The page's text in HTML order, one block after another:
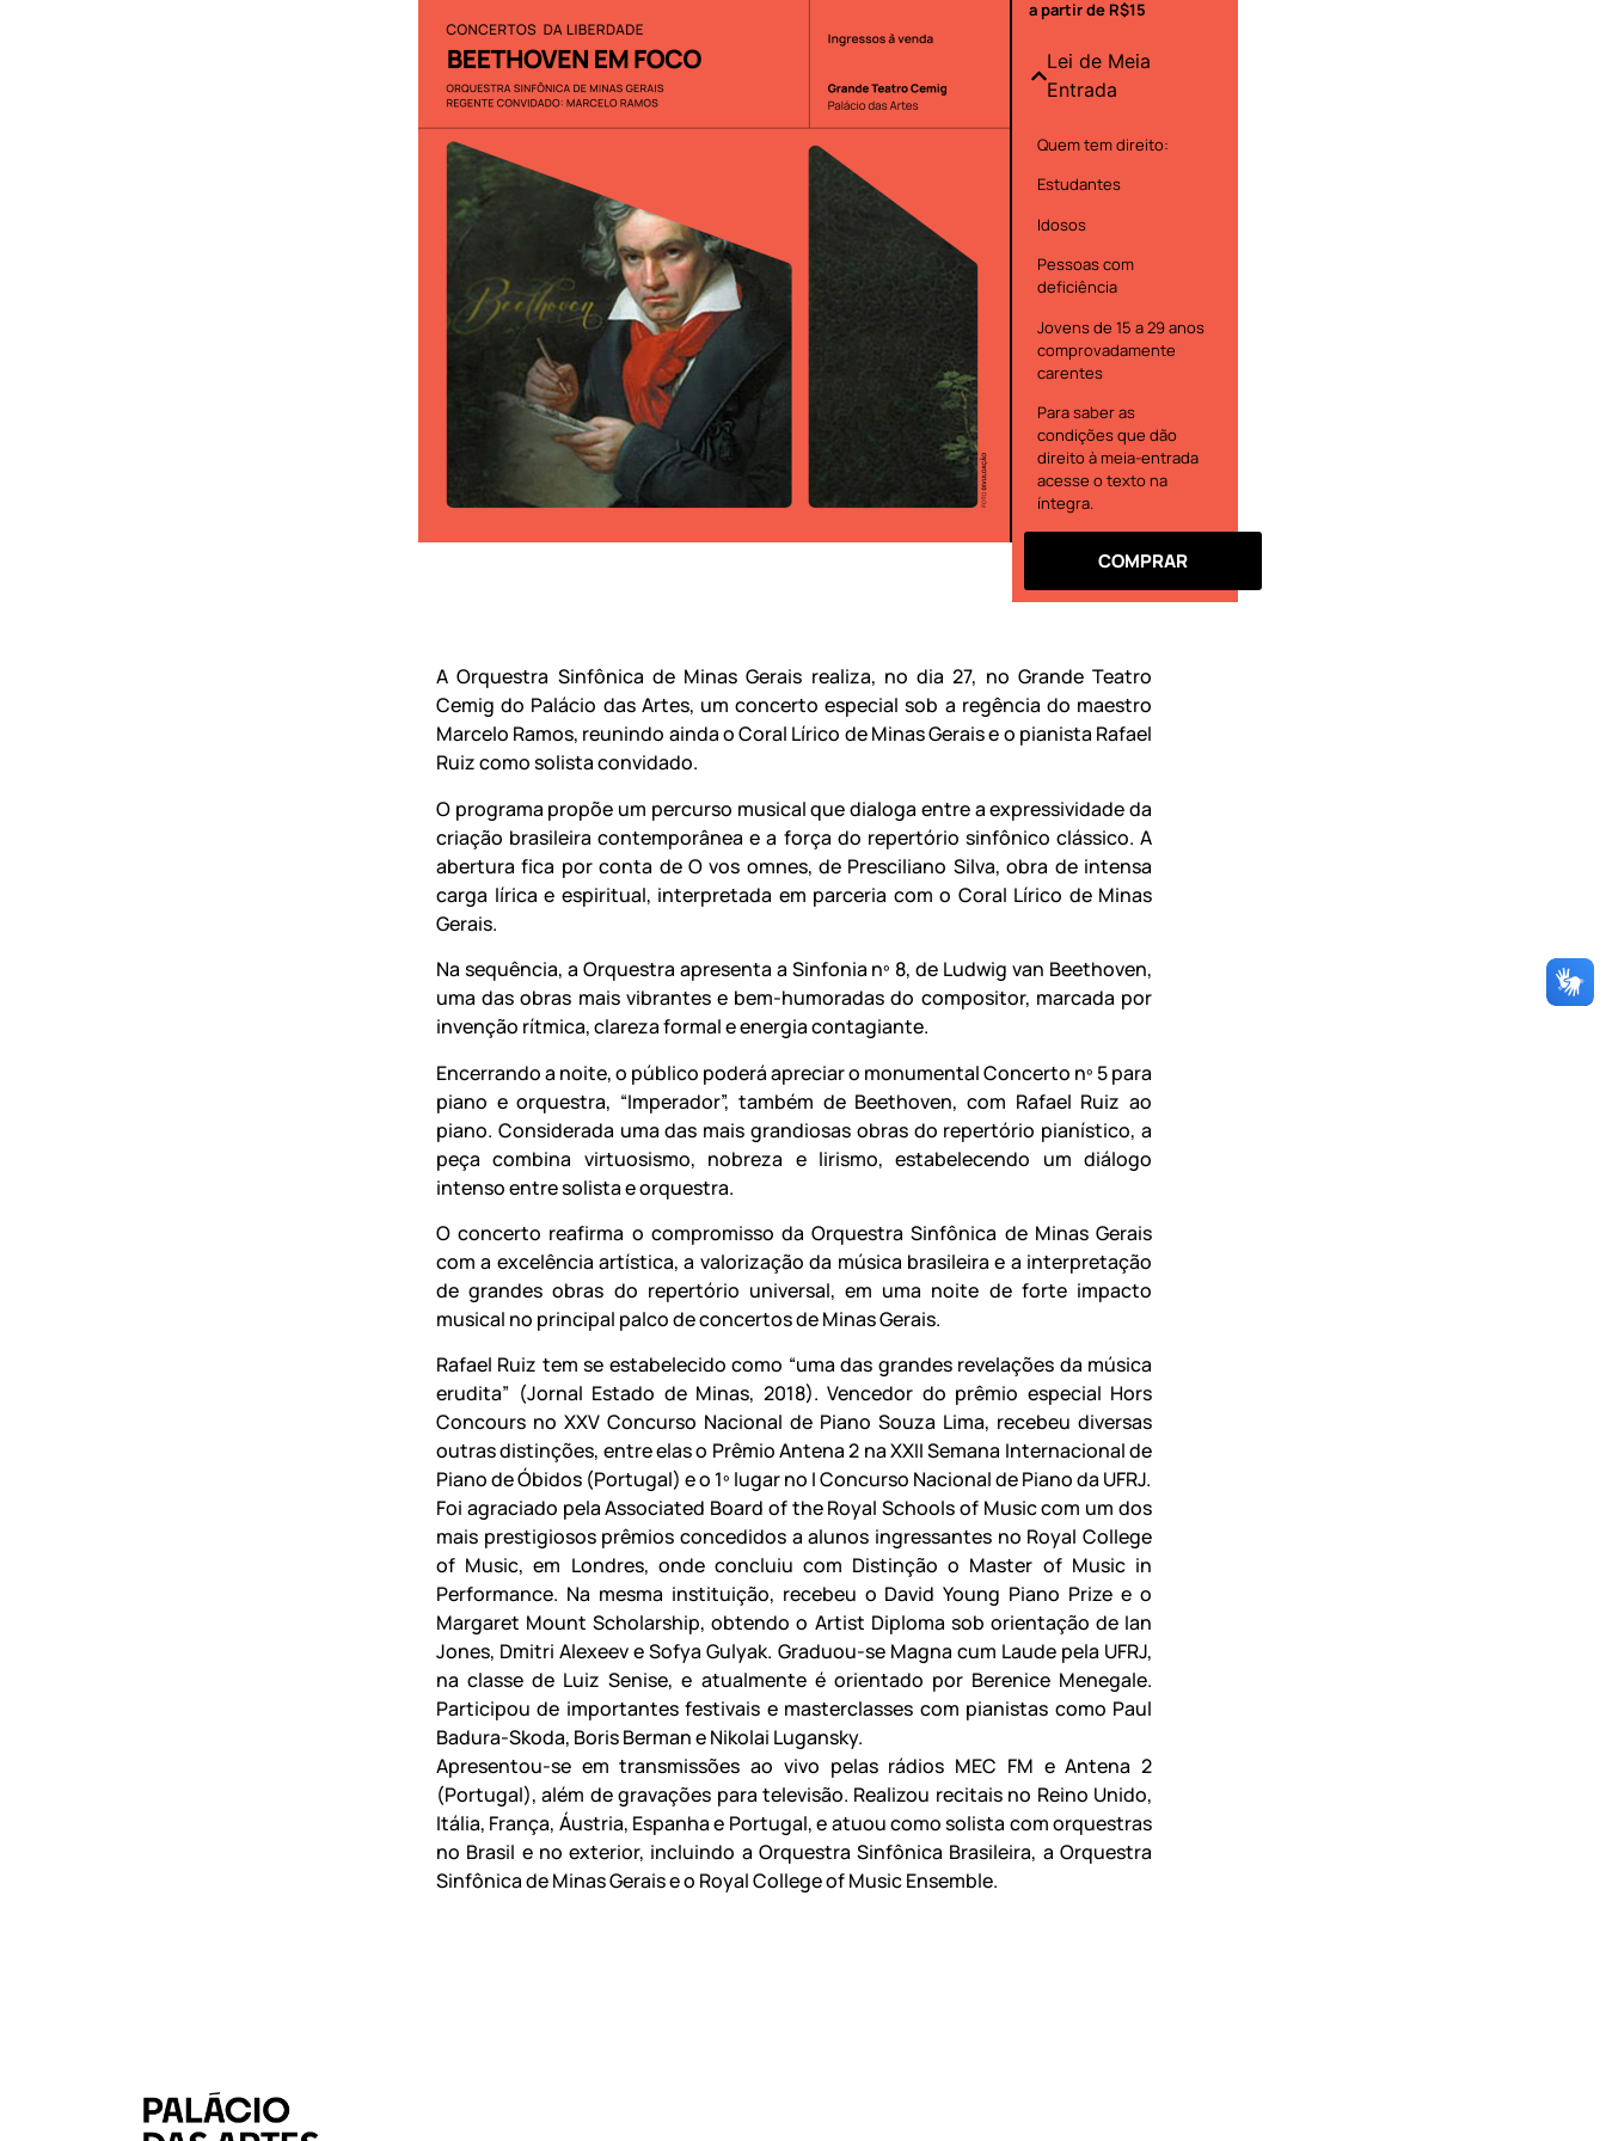
a partir de R$15
Lei de Meia
Entrada
Quem tem direito:
Estudantes
Idosos
Pessoas com
deficiência
Jovens de 15 a 29 anos
comprovadamente
carentes
Para saber as
condições que dão
direito à meia-entrada
acesse o texto na
íntegra.
COMPRAR
A Orquestra Sinfônica de Minas Gerais realiza, no dia 27, no Grande Teatro
Cemig do Palácio das Artes, um concerto especial sob a regência do maestro
Marcelo Ramos, reunindo ainda o Coral Lírico de Minas Gerais e o pianista Rafael
Ruiz como solista convidado.
O programa propõe um percurso musical que dialoga entre a expressividade da
criação brasileira contemporânea e a força do repertório sinfônico clássico. A
abertura fica por conta de O vos omnes, de Presciliano Silva, obra de intensa
carga lírica e espiritual, interpretada em parceria com o Coral Lírico de Minas
Gerais.
Na sequência, a Orquestra apresenta a Sinfonia nº 8, de Ludwig van Beethoven,
uma das obras mais vibrantes e bem-humoradas do compositor, marcada por
invenção rítmica, clareza formal e energia contagiante.
Encerrando a noite, o público poderá apreciar o monumental Concerto nº 5 para
piano e orquestra, “Imperador”, também de Beethoven, com Rafael Ruiz ao
piano. Considerada uma das mais grandiosas obras do repertório pianístico, a
peça combina virtuosismo, nobreza e lirismo, estabelecendo um diálogo
intenso entre solista e orquestra.
O concerto reafirma o compromisso da Orquestra Sinfônica de Minas Gerais
com a excelência artística, a valorização da música brasileira e a interpretação
de grandes obras do repertório universal, em uma noite de forte impacto
musical no principal palco de concertos de Minas Gerais.
Rafael Ruiz tem se estabelecido como “uma das grandes revelações da música
erudita” (Jornal Estado de Minas, 2018). Vencedor do prêmio especial Hors
Concours no XXV Concurso Nacional de Piano Souza Lima, recebeu diversas
outras distinções, entre elas o Prêmio Antena 2 na XXII Semana Internacional de
Piano de Óbidos (Portugal) e o 1º lugar no I Concurso Nacional de Piano da UFRJ.
Foi agraciado pela Associated Board of the Royal Schools of Music com um dos
mais prestigiosos prêmios concedidos a alunos ingressantes no Royal College
of Music, em Londres, onde concluiu com Distinção o Master of Music in
Performance. Na mesma instituição, recebeu o David Young Piano Prize e o
Margaret Mount Scholarship, obtendo o Artist Diploma sob orientação de Ian
Jones, Dmitri Alexeev e Sofya Gulyak. Graduou-se Magna cum Laude pela UFRJ,
na classe de Luiz Senise, e atualmente é orientado por Berenice Menegale.
Participou de importantes festivais e masterclasses com pianistas como Paul
Badura-Skoda, Boris Berman e Nikolai Lugansky.
Apresentou-se em transmissões ao vivo pelas rádios MEC FM e Antena 2
(Portugal), além de gravações para televisão. Realizou recitais no Reino Unido,
Itália, França, Áustria, Espanha e Portugal, e atuou como solista com orquestras
no Brasil e no exterior, incluindo a Orquestra Sinfônica Brasileira, a Orquestra
Sinfônica de Minas Gerais e o Royal College of Music Ensemble.